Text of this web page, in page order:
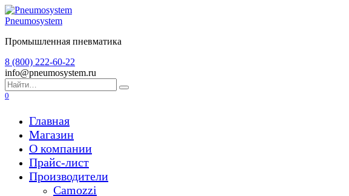
Перейти
к
Pneumosystem
Промышленная пневматика
8 (800) 222-60-22
info@pneumosystem.ru
Search
for:
0
Главная
Магазин
О компании
Прайс-лист
Производители
Camozzi